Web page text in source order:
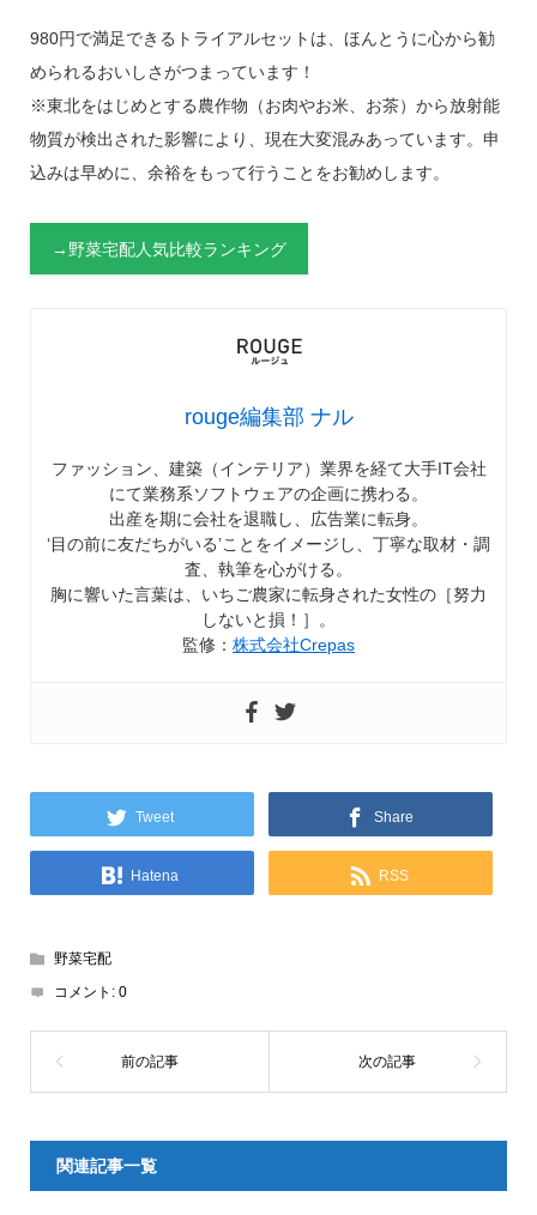
980円で満足できるトライアルセットは、ほんとうに心から勧
められるおいしさがつまっています！
※東北をはじめとする農作物（お肉やお米、お茶）から放射能
物質が検出された影響により、現在大変混みあっています。申
込みは早めに、余裕をもって行うことをお勧めします。
→野菜宅配人気比較ランキング
rouge編集部 ナル
ファッション、建築（インテリア）業界を経て大手IT会社
にて業務系ソフトウェアの企画に携わる。
出産を期に会社を退職し、広告業に転身。
‘目の前に友だちがいる’ことをイメージし、丁寧な取材・調
査、執筆を心がける。
胸に響いた言葉は、いちご農家に転身された女性の［努力
しないと損！］。
監修： 株式会社Crepas
Tweet Share
Hatena RSS
野菜宅配
コメント: 0
関連記事一覧